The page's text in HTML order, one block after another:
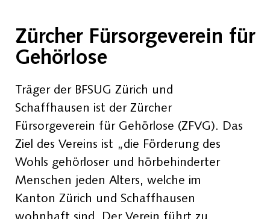
Zürcher Fürsorgeverein für
Gehörlose
Träger der BFSUG Zürich und
Schaffhausen ist der Zürcher
Fürsorgeverein für Gehörlose (ZFVG). Das
Ziel des Vereins ist „die Förderung des
Wohls gehörloser und hörbehinderter
Menschen jeden Alters, welche im
Kanton Zürich und Schaffhausen